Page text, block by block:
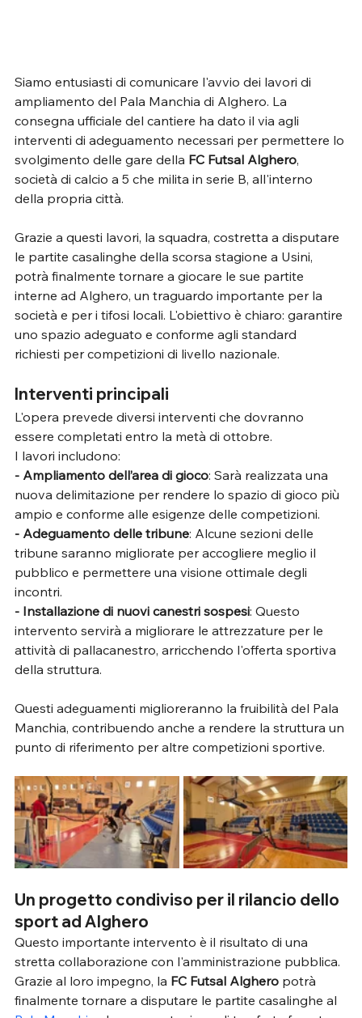
Siamo entusiasti di comunicare l'avvio dei lavori di
ampliamento del Pala Manchia di Alghero. La
consegna ufficiale del cantiere ha dato il via agli
interventi di adeguamento necessari per permettere lo
svolgimento delle gare della FC Futsal Alghero,
società di calcio a 5 che milita in serie B, all'interno
della propria città.
Grazie a questi lavori, la squadra, costretta a disputare
le partite casalinghe della scorsa stagione a Usini,
potrà finalmente tornare a giocare le sue partite
interne ad Alghero, un traguardo importante per la
società e per i tifosi locali. L'obiettivo è chiaro: garantire
uno spazio adeguato e conforme agli standard
richiesti per competizioni di livello nazionale.
Interventi principali
L'opera prevede diversi interventi che dovranno
essere completati entro la metà di ottobre.
I lavori includono:
- Ampliamento dell’area di gioco: Sarà realizzata una
nuova delimitazione per rendere lo spazio di gioco più
ampio e conforme alle esigenze delle competizioni.
- Adeguamento delle tribune: Alcune sezioni delle
tribune saranno migliorate per accogliere meglio il
pubblico e permettere una visione ottimale degli
incontri.
- Installazione di nuovi canestri sospesi: Questo
intervento servirà a migliorare le attrezzature per le
attività di pallacanestro, arricchendo l'offerta sportiva
della struttura.
Questi adeguamenti miglioreranno la fruibilità del Pala
Manchia, contribuendo anche a rendere la struttura un
punto di riferimento per altre competizioni sportive.
Un progetto condiviso per il rilancio dello
sport ad Alghero
Questo importante intervento è il risultato di una
stretta collaborazione con l'amministrazione pubblica.
Grazie al loro impegno, la FC Futsal Alghero potrà
finalmente tornare a disputare le partite casalinghe al